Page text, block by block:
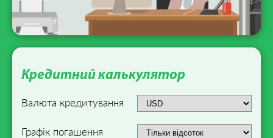
Кредитний калькулятор
Валюта кредитування
Графік погашення